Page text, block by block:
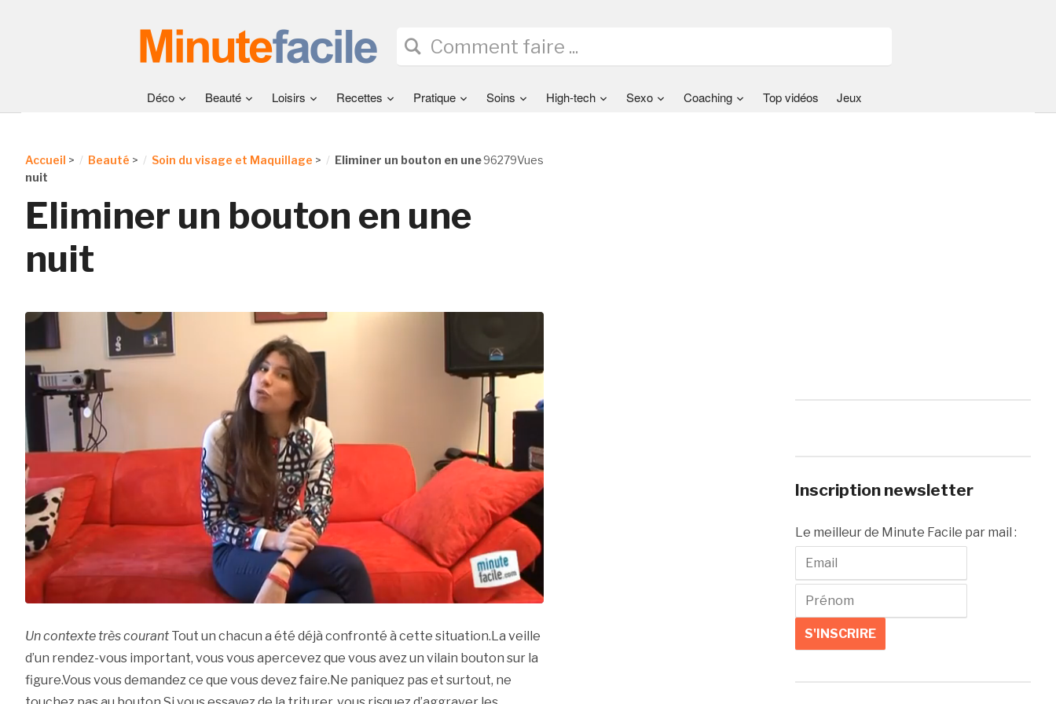
Déco Beauté Loisirs Recettes Pratique Soins High-tech Sexo Coaching Top vidéos Jeux
96279Vues
Accueil > Beauté > Soin du visage et Maquillage >
Eliminer un bouton en une
nuit
Eliminer un bouton en une
nuit
Un contexte très courantTout un chacun a été déjà confronté à cette situation.La veille
d’un rendez-vous important, vous vous apercevez que vous avez un vilain bouton sur la
figure.Vous vous demandez ce que vous devez faire.Ne paniquez pas et surtout, ne
Inscription newsletter
Le meilleur de Minute Facile par mail :